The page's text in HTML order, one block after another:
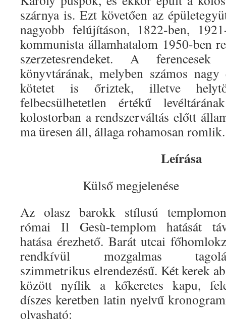
szárnya is. Ezt követően az
nagyobb felújításon, 1822-ben,
kommunista államhatalom 1950-ben
szerzetesrendeket. A
könyvtárának, melyben számos
kötetet is őriztek, illetve
felbecsülhetetlen értékű
kolostorban a rendszerváltás előtt
ma üresen áll, állaga rohamosan romlik.
Leírása
Külső megjelenése
Az olasz barokk stílusú
római Il Gesù-templom hatását
hatása érezhető. Barát utcai
rendkívül mozgalmas
szimmetrikus elrendezésű. Két kerek
között nyílik a kőkeretes kapu,
díszes keretben latin nyelvű
olvasható: